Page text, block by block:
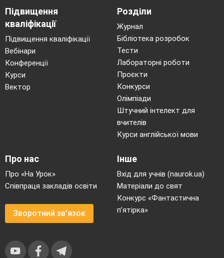
Підвищення
кваліфікації
Підвищення кваліфікації
Вебінари
Конференції
Курси
Вектор
Розділи
Журнал
Бібліотека розробок
Тести
Лабораторні роботи
Проєкти
Конкурси
Олімпіади
Штучний інтелект для
вчителів
Курси англійської мови
Про нас
Про «На Урок»
Співпраця закладів освіти
Зворотний зв'язок
Інше
Вхід для учнів (naurok.ua)
Матеріали до свят
Конкурс «Фантастична
п’ятірка»